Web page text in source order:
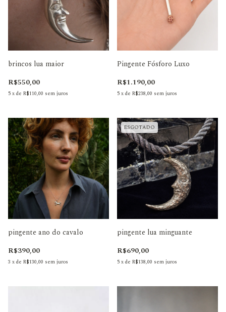
brincos lua maior
R$550,00
5xde R$110,00 sem juros
Pingente Fósforo Luxo
R$1.190,00
5xde R$238,00 sem juros
pingente ano do cavalo
R$390,00
3 xde R$130,00 sem juros
ESGOTADO
pingente lua minguante
R$690,00
5xde R$138,00 sem juros